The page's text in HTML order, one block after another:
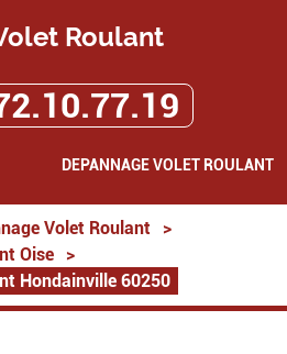
Roulant
DEPANNAGE VOLET ROULANT
Volet Roulant
>
Oise
>
Hondainville 60250